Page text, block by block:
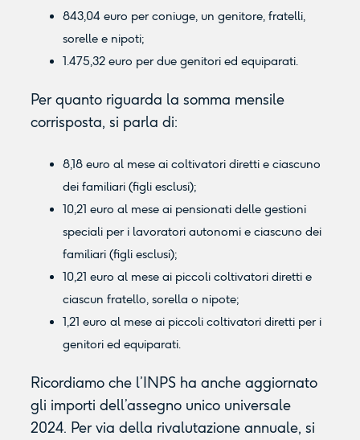
843,04 euro per coniuge, un genitore, fratelli,
sorelle e nipoti;
1.475,32 euro per due genitori ed equiparati.
Per quanto riguarda la somma mensile
corrisposta, si parla di:
8,18 euro al mese ai coltivatori diretti e ciascuno
dei familiari (figli esclusi);
10,21 euro al mese ai pensionati delle gestioni
speciali per i lavoratori autonomi e ciascuno dei
familiari (figli esclusi);
10,21 euro al mese ai piccoli coltivatori diretti e
ciascun fratello, sorella o nipote;
1,21 euro al mese ai piccoli coltivatori diretti per i
genitori ed equiparati.
Ricordiamo che l’INPS ha anche aggiornato
gli importi dell’assegno unico universale
2024. Per via della rivalutazione annuale, si